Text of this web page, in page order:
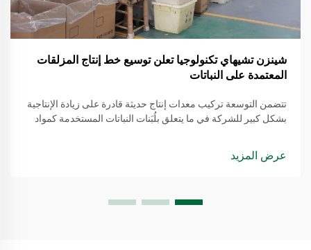
شينزن تشيهاي تكنولوجيا تعلن توسيع خط إنتاج المزلقات
المعتمدة على النباتات
تتضمن التوسعة تركيب معدات إنتاج حديثة قادرة على زيادة الإنتاجية
بشكل كبير للشركة في ما يتعلق بلُبَنات النباتات المستخدمة كمواد
عرض المزيد